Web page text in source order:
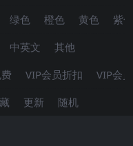
绿色 橙色 黄色
紫色
中英文
其他
VIP会员折扣
VIP会
更新 随机